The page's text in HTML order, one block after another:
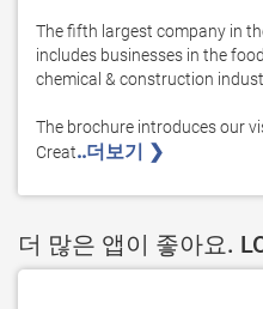
The fifth largest company in
includes businesses in the
chemical & construction
The brochure introduces our
Creat..더보기 ❯
더 많은 앱이 좋아요.